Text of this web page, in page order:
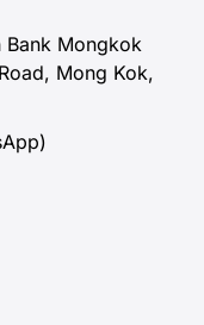
Bank Mongkok
Mong Kok,